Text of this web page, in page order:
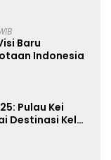
Baru
Indonesia
Pulau Kei
Destinasi Kelas